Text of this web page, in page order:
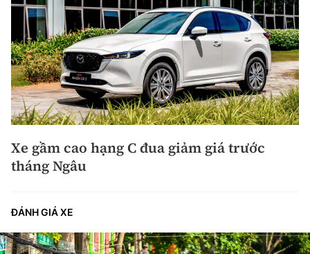
Xe gầm cao hạng C đua giảm giá trước
tháng Ngâu
ĐÁNH GIÁ XE